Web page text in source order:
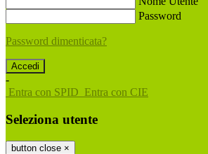
Password
Password dimenticata?
-
Entra con SPID Entra con CIE
Seleziona utente
button close ×